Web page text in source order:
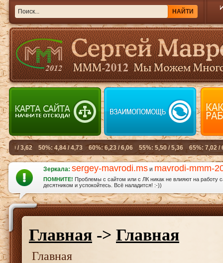
Зеркала: sergey-mavrodi.ms и mavrodi-mmm-
ПОМНИТЕ! Проблемы с сайтом или с ЛК никак не влияют на работу
десятником и успокойтесь. Всё наладится! :-))
Главная -> Главная
Главная